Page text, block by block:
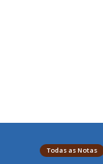
Todas as Notas